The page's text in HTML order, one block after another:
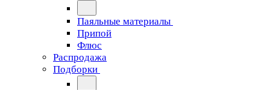
Паяльные материалы
Припой
Флюс
Распродажа
Подборки